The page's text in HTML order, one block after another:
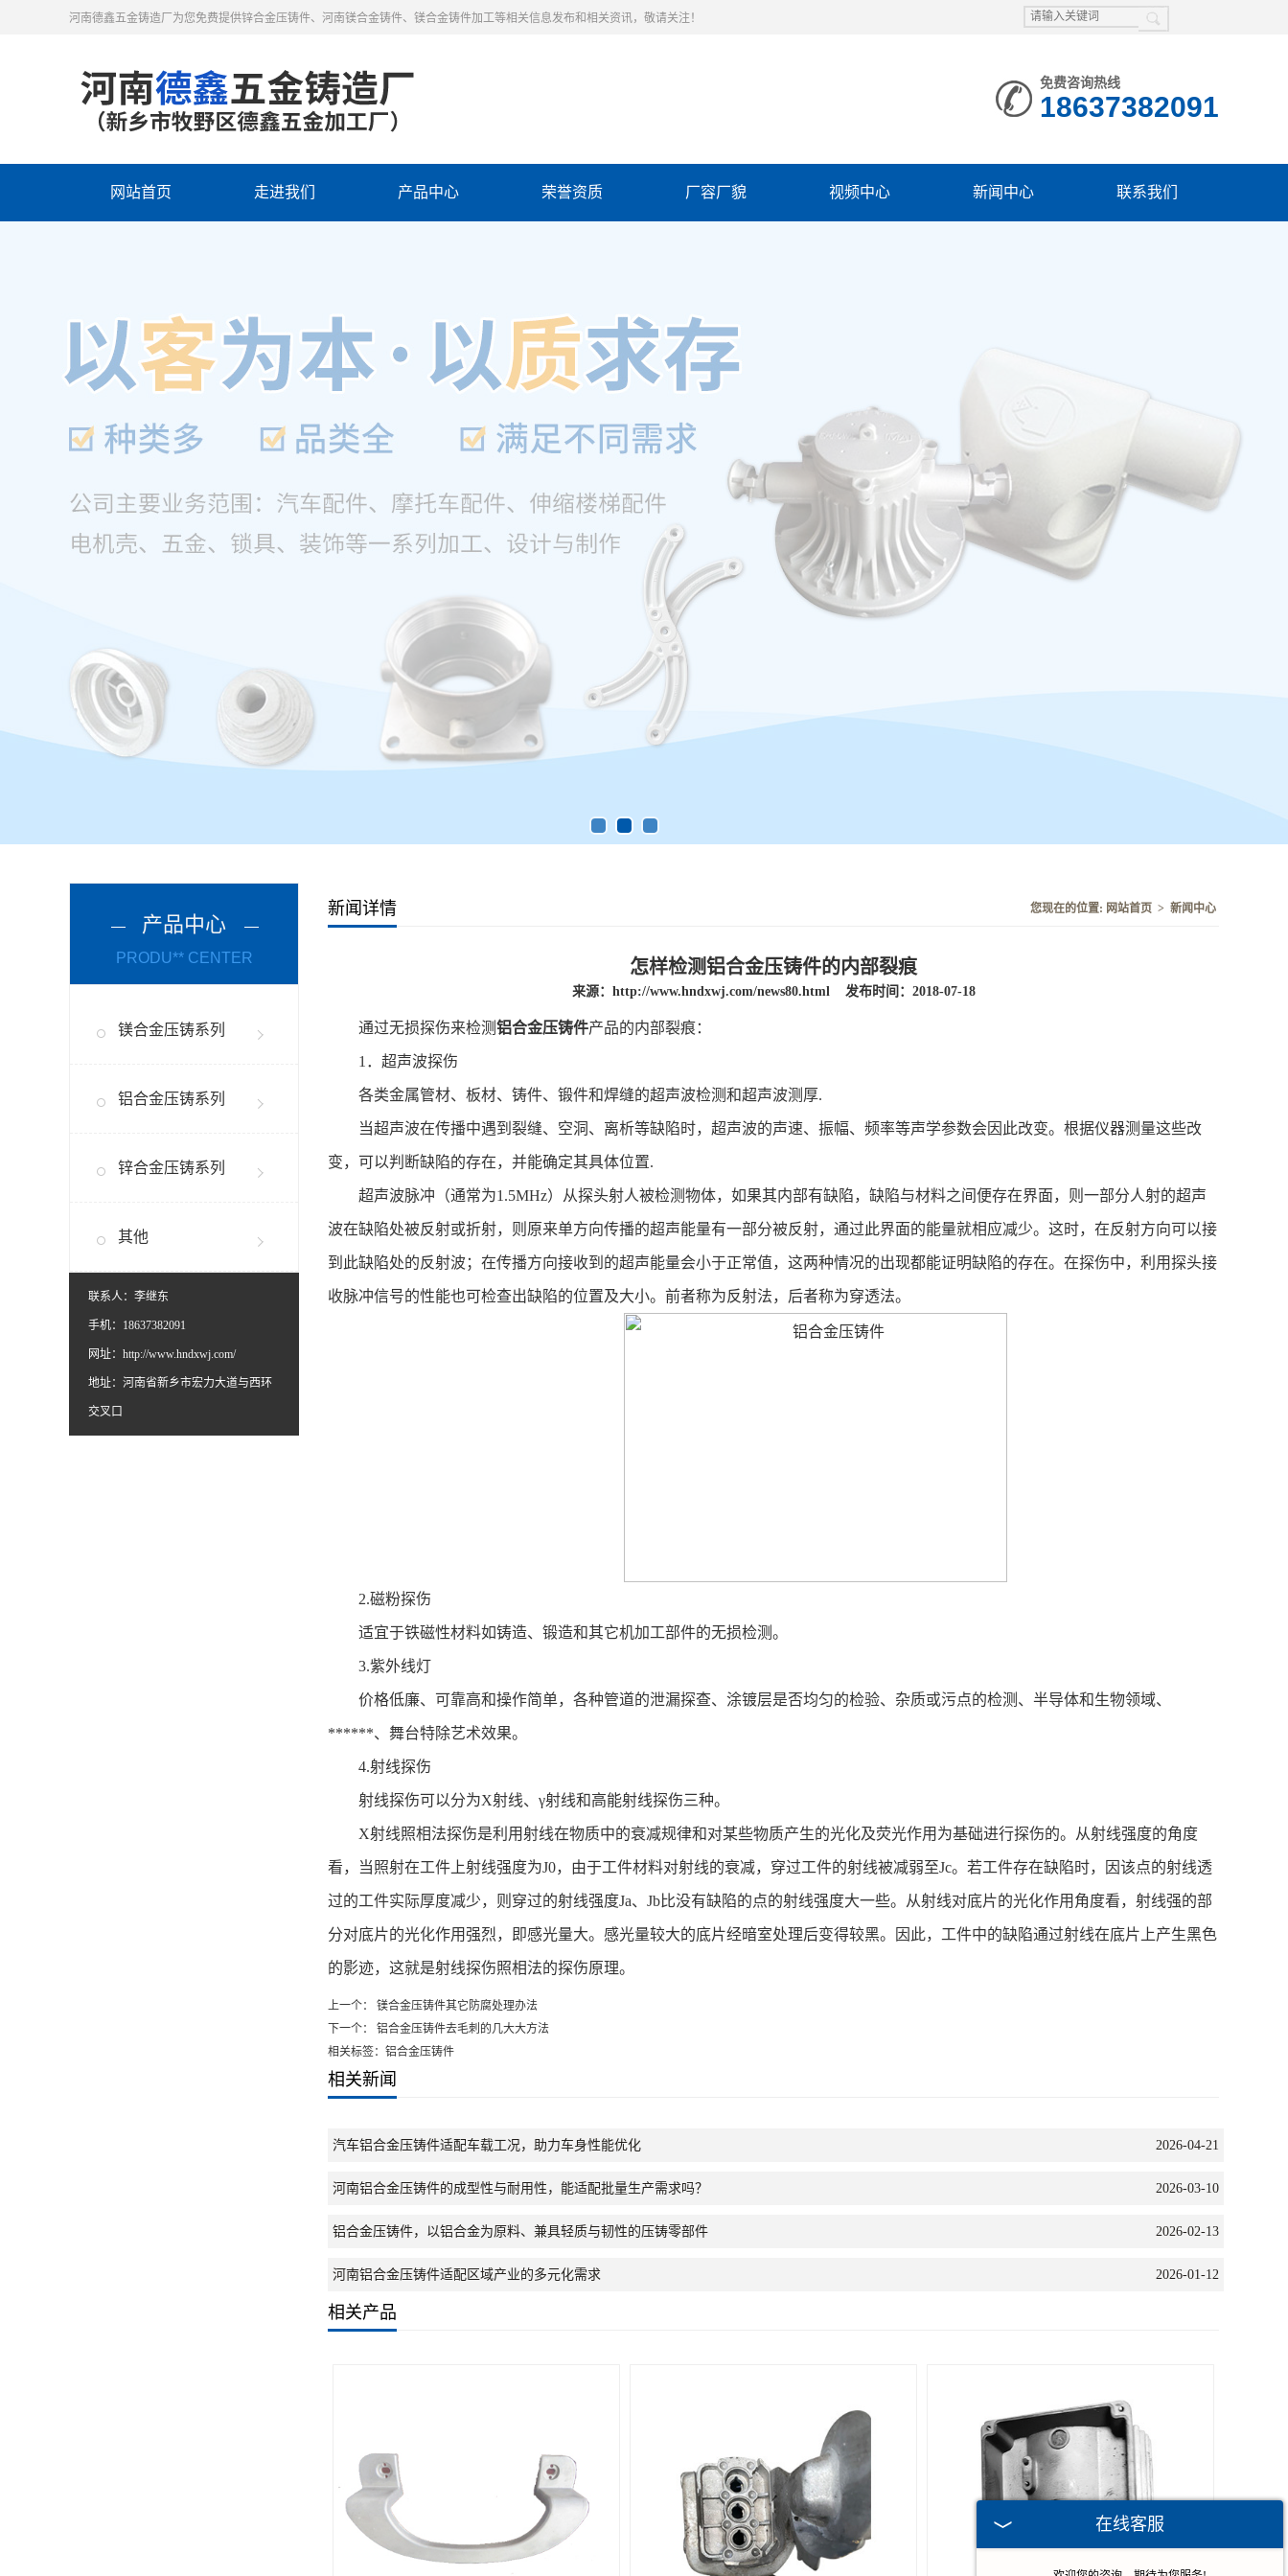
河南德鑫五金铸造厂为您免费提供锌合金压铸件、河南镁合金铸件、镁合金铸件加工等相关信息发布和相关资讯，敬请关注！
免费咨询热线
18637382091
网站首页 走进我们 产品中心 荣誉资质 厂容厂貌 视频中心 新闻中心 联系我们
产品中心
PRODU** CENTER
镁合金压铸系列
铝合金压铸系列
锌合金压铸系列
其他
联系人：李继东
手机：18637382091
网址： http://www.hndxwj.com/
地址：河南省新乡市宏力大道与西环
交叉口
新闻详情 您现在的位置: 网站首页 > 新闻中心
怎样检测铝合金压铸件的内部裂痕
来源： http://www.hndxwj.com/news80.html 发布时间：2018-07-18
通过无损探伤来检测铝合金压铸件产品的内部裂痕：
1 ．超声波探伤
各类金属管材、板材、铸件、锻件和焊缝的超声波检测和超声波测厚.
当超声波在传播中遇到裂缝、空洞、离析等缺陷时，超声波的声速、振幅、频率等声学参数会因此改变。根据仪器测量这些改
变，可以判断缺陷的存在，并能确定其具体位置.
超声波脉冲（通常为1.5MHz）从探头射人被检测物体，如果其内部有缺陷，缺陷与材料之间便存在界面，则一部分人射的超声
波在缺陷处被反射或折射，则原来单方向传播的超声能量有一部分被反射，通过此界面的能量就相应减少。这时，在反射方向可以接
到此缺陷处的反射波；在传播方向接收到的超声能量会小于正常值，这两种情况的出现都能证明缺陷的存在。在探伤中，利用探头接
收脉冲信号的性能也可检查出缺陷的位置及大小。前者称为反射法，后者称为穿透法。
2.磁粉探伤
适宜于铁磁性材料如铸造、锻造和其它机加工部件的无损检测。
3.紫外线灯
价格低廉、可靠高和操作简单，各种管道的泄漏探查、涂镀层是否均匀的检验、杂质或污点的检测、半导体和生物领域、
******、舞台特除艺术效果。
4.射线探伤
射线探伤可以分为X射线、γ射线和高能射线探伤三种。
X射线照相法探伤是利用射线在物质中的衰减规律和对某些物质产生的光化及荧光作用为基础进行探伤的。从射线强度的角度
看，当照射在工件上射线强度为J0，由于工件材料对射线的衰减，穿过工件的射线被减弱至Jc。若工件存在缺陷时，因该点的射线透
过的工件实际厚度减少，则穿过的射线强度Ja、 Jb比没有缺陷的点的射线强度大一些。从射线对底片的光化作用角度看，射线强的部
分对底片的光化作用强烈，即感光量大。感光量较大的底片经暗室处理后变得较黑。因此，工件中的缺陷通过射线在底片上产生黑色
的影迹，这就是射线探伤照相法的探伤原理。
上一个：
镁合金压铸件其它防腐处理办法
下一个：
铝合金压铸件去毛刺的几大大方法
相关标签：铝合金压铸件
相关新闻
汽车铝合金压铸件适配车载工况，助力车身性能优化 2026-04-21
河南铝合金压铸件的成型性与耐用性，能适配批量生产需求吗？ 2026-03-10
铝合金压铸件，以铝合金为原料、兼具轻质与韧性的压铸零部件 2026-02-13
河南铝合金压铸件适配区域产业的多元化需求 2026-01-12
相关产品
在线客服